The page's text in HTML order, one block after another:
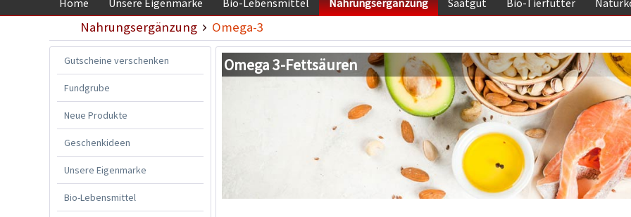
Home Unsere Eigenmarke Bio-Lebensmittel Nahrungsergänzung Saatgut Bio-Tierfutter
Nahrungsergänzung Omega-3
Gutscheine verschenken
Fundgrube
Neue Produkte
Geschenkideen
Unsere Eigenmarke
Bio-Lebensmittel
Omega 3-Fettsäuren